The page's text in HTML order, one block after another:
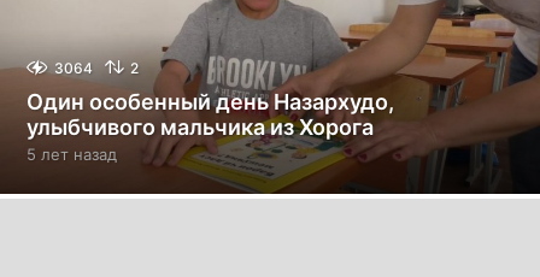
3064 2
Один особенный день Назархудо,
улыбчивого мальчика из Хорога
5 лет назад
е